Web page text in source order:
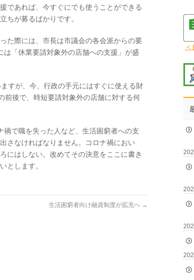
であれば、今すぐにでも使うことができる
ちが募るばかりです。
た際には、市長は市議会の各会派からの要
「休業要請対象外の店舗への支援」が盛
すが、今、行政の手元にはすぐに使える財
前後で、時短要請対象外の店舗に対する何
で職を失った人など、生活困窮者への支
さなければなりません。コロナ禍におい
にはしない。改めてその決意をここに書き
とします。
生活困窮者向け融資制度が拡充へ →